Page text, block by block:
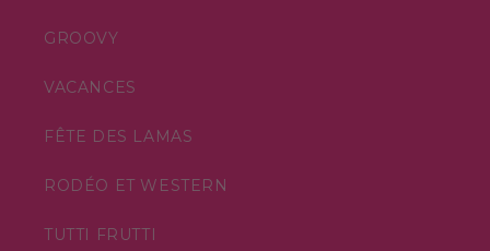
GROOVY
VACANCES
FÊTE DES LAMAS
RODÉO ET WESTERN
TUTTI FRUTTI